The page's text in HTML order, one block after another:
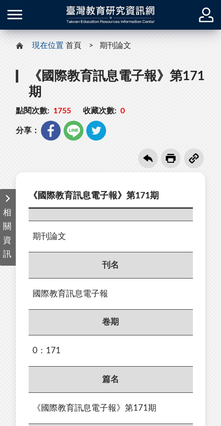
現在位置 首頁 期刊論文
《國際教育訊息電子報》第171
期
點閱次數: 1755 收藏次數: 0
分享：
相
關
資
訊
《國際教育訊息電子報》第171期
期刊論文
刊名
國際教育訊息電子報
卷期
0：171
篇名
《國際教育訊息電子報》第171期